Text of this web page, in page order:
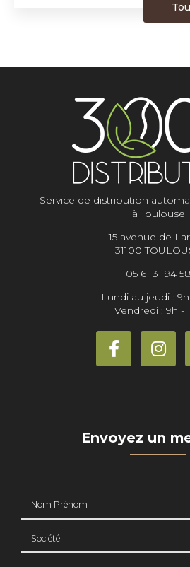
Service de distribution
à Toulouse
15 avenue de
31100
05 61 31 94 58
Lundi au jeudi :
Vendredi : 9h -
Envoyez un